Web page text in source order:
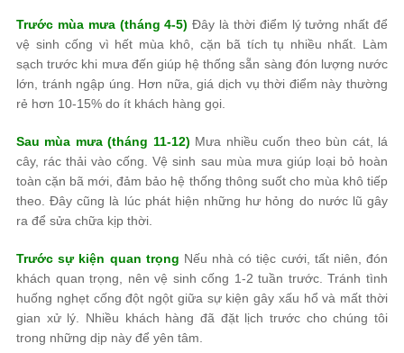
Trước mùa mưa (tháng 4-5) Đây là thời điểm lý tưởng nhất để
vệ sinh cống vì hết mùa khô, cặn bã tích tụ nhiều nhất. Làm
sạch trước khi mưa đến giúp hệ thống sẵn sàng đón lượng nước
lớn, tránh ngập úng. Hơn nữa, giá dịch vụ thời điểm này thường
rẻ hơn 10-15% do ít khách hàng gọi.
Sau mùa mưa (tháng 11-12) Mưa nhiều cuốn theo bùn cát, lá
cây, rác thải vào cống. Vệ sinh sau mùa mưa giúp loại bỏ hoàn
toàn cặn bã mới, đảm bảo hệ thống thông suốt cho mùa khô tiếp
theo. Đây cũng là lúc phát hiện những hư hỏng do nước lũ gây
ra để sửa chữa kịp thời.
Trước sự kiện quan trọng Nếu nhà có tiệc cưới, tất niên, đón
khách quan trọng, nên vệ sinh cống 1-2 tuần trước. Tránh tình
huống nghẹt cống đột ngột giữa sự kiện gây xấu hổ và mất thời
gian xử lý. Nhiều khách hàng đã đặt lịch trước cho chúng tôi
trong những dịp này để yên tâm.